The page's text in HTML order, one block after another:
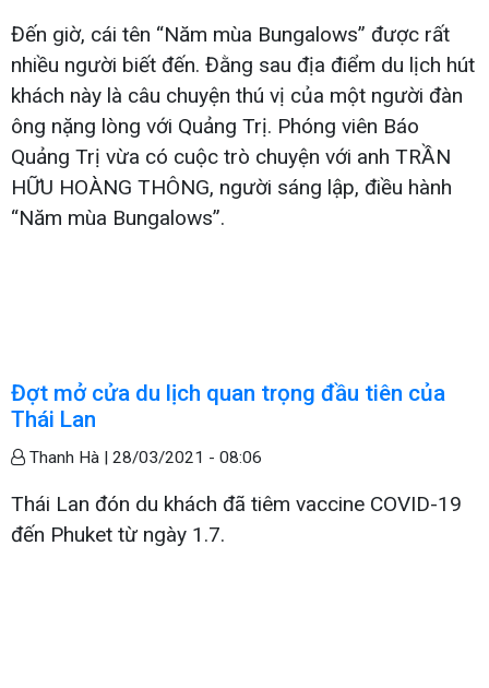
Đến giờ, cái tên “Năm mùa Bungalows” được rất
nhiều người biết đến. Đằng sau địa điểm du lịch hút
khách này là câu chuyện thú vị của một người đàn
ông nặng lòng với Quảng Trị. Phóng viên Báo
Quảng Trị vừa có cuộc trò chuyện với anh TRẦN
HỮU HOÀNG THÔNG, người sáng lập, điều hành
“Năm mùa Bungalows”.
Đợt mở cửa du lịch quan trọng đầu tiên của
Thái Lan
Thanh Hà | 28/03/2021 - 08:06
Thái Lan đón du khách đã tiêm vaccine COVID-19
đến Phuket từ ngày 1.7.